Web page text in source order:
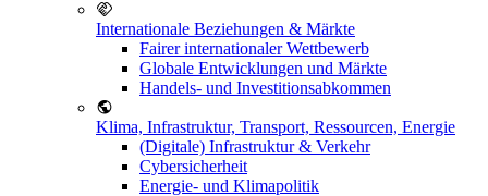
Internationale Beziehungen & Märkte
Fairer internationaler Wettbewerb
Globale Entwicklungen und Märkte
Handels- und Investitionsabkommen
Klima, Infrastruktur, Transport, Ressourcen, Energie
(Digitale) Infrastruktur & Verkehr
Cybersicherheit
Energie- und Klimapolitik